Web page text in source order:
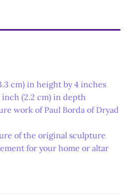
cm) in height by 4 inches
(2.2 cm) in depth
work of Paul Borda of Dryad
of the original sculpture
for your home or altar